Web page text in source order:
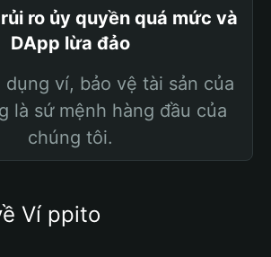
ro ủy quyền quá mức và
DApp lừa đảo
dụng ví, bảo vệ tài sản của
là sứ mệnh hàng đầu của
chúng tôi.
Ví ppito